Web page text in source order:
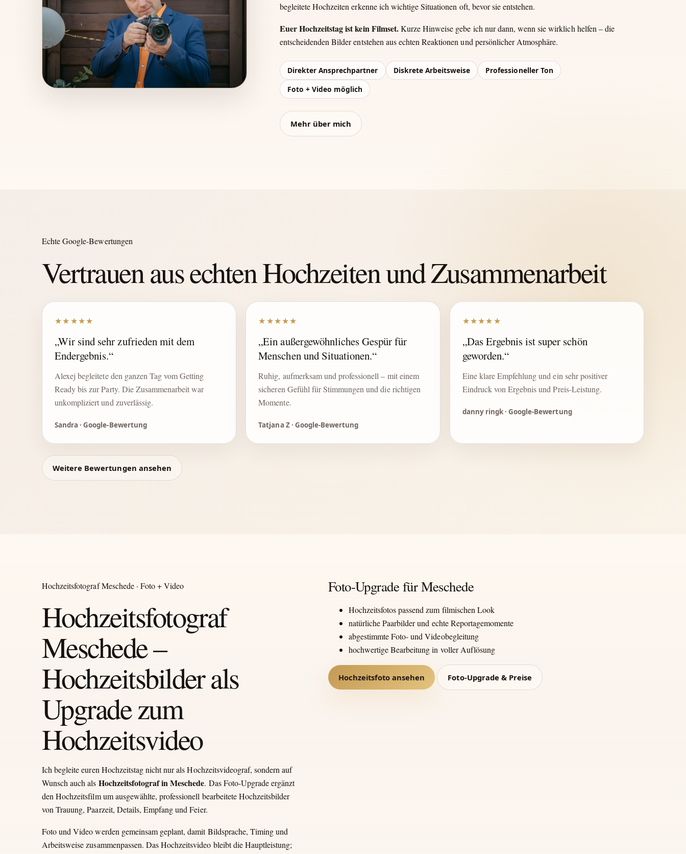
begleitete Hochzeiten erkenne ich wichtige Situationen oft, bevor sie entstehen.
Euer Hochzeitstag ist kein Filmset.Kurze Hinweise gebe ich nur dann, wenn sie wirklich helfen – die
entscheidenden Bilder entstehen aus echten Reaktionen und persönlicher Atmosphäre.
Direkter Ansprechpartner Diskrete Arbeitsweise
Professioneller Ton
Foto + Video möglich
Mehr über mich
Echte Google-Bewertungen
Vertrauen aus echten Hochzeiten und Zusammenarbeit
★★★★★
„Wir sind sehr zufrieden mit dem
Endergebnis.“
Alexej begleitete den ganzen Tag vom Getting
Ready bis zur Party. Die Zusammenarbeit war
unkompliziert und zuverlässig.
Sandra · Google-Bewertung
★★★★★
„Ein außergewöhnliches Gespür für
Menschen und Situationen.“
Ruhig, aufmerksam und professionell – mit einem
sicheren Gefühl für Stimmungen und die richtigen
Momente.
Tatjana Z · Google-Bewertung
★★★★★
„Das Ergebnis ist super schön
geworden.“
Eine klare Empfehlung und ein sehr positiver
Eindruck von Ergebnis und Preis-Leistung.
danny ringk · Google-Bewertung
Weitere Bewertungen ansehen
Hochzeitsfotograf Meschede · Foto + Video
Hochzeitsfotograf
Meschede –
Hochzeitsbilder als
Upgrade zum
Hochzeitsvideo
Ich begleite euren Hochzeitstag nicht nur als Hochzeitsvideograf, sondern auf
Wunsch auch als Hochzeitsfotograf in Meschede. Das Foto-Upgrade ergänzt
den Hochzeitsfilm um ausgewählte, professionell bearbeitete Hochzeitsbilder
von Trauung, Paarzeit, Details, Empfang und Feier.
Foto und Video werden gemeinsam geplant, damit Bildsprache, Timing und
Arbeitsweise zusammenpassen. Das Hochzeitsvideo bleibt die Hauptleistung;
Foto-Upgrade für Meschede
Hochzeitsfotos passend zum filmischen Look
natürliche Paarbilder und echte Reportagemomente
abgestimmte Foto- und Videobegleitung
hochwertige Bearbeitung in voller Auflösung
Hochzeitsfoto ansehen Foto-Upgrade & Preise